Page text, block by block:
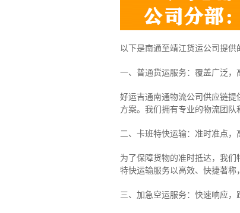
以下是南通至靖江货运公司提供
一、普通货运服务：覆盖广泛，
好运吉通南通物流公司供应链
方案。我们拥有专业的物流团队
二、卡班特快运输：准时准点，
为了保障货物的准时抵达，我
特快运输服务以高效、快捷著称
三、加急空运服务：快速响应，